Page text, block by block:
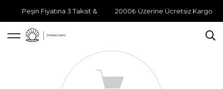
Peşin Fiyatına 3 Taksit & 2000₺ Üzerine Ücretsiz Kargo